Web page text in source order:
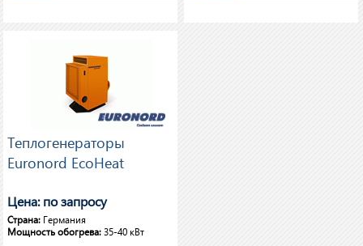
Теплогенераторы
Euronord EcoHeat
Цена: по запросу
Страна: Германия
Мощность обогрева: 35-40 кВт